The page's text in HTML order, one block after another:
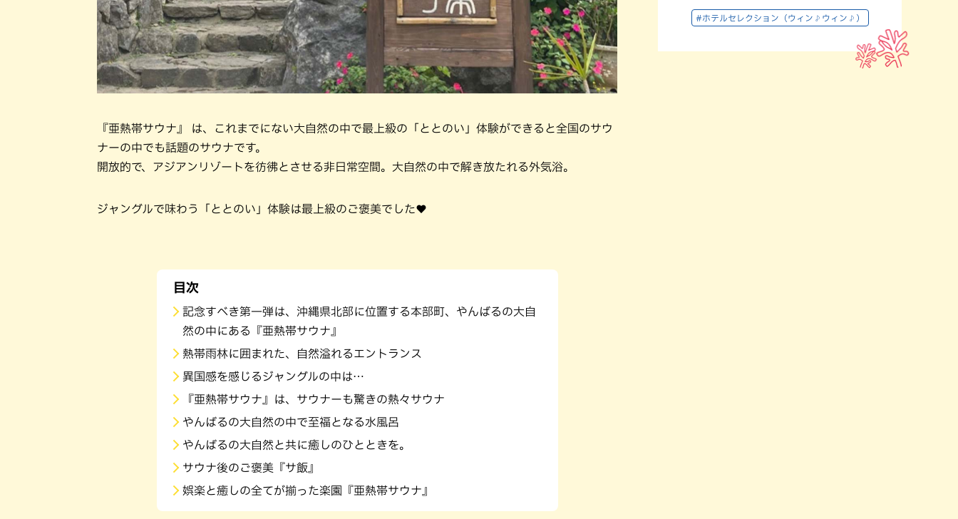
『亜熱帯サウナ』 は、これまでにない大自然の中で最上級の「ととのい」体験ができると全国のサウ
ナーの中でも話題のサウナです。
開放的で、アジアンリゾートを彷彿とさせる非日常空間。大自然の中で解き放たれる外気浴。
ジャングルで味わう「ととのい」体験は最上級のご褒美でした♥
目次
記念すべき第一弾は、沖縄県北部に位置する本部町、やんばるの大自
然の中にある『亜熱帯サウナ』
熱帯雨林に囲まれた、自然溢れるエントランス
異国感を感じるジャングルの中は…
『亜熱帯サウナ』は、サウナーも驚きの熱々サウナ
やんばるの大自然の中で至福となる水風呂
やんばるの大自然と共に癒しのひとときを。
サウナ後のご褒美『サ飯』
娯楽と癒しの全てが揃った楽園『亜熱帯サウナ』
#ホテルセレクション（ウィン♪ウィン♪）